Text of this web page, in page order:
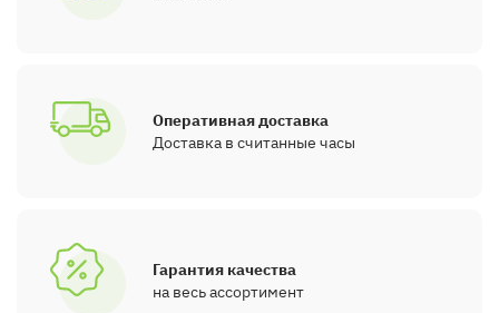
Оперативная доставка
Доставка в считанные часы
Гарантия качества
на весь ассортимент